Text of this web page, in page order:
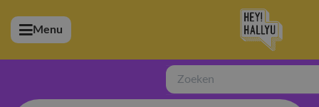
(Artiesten)
Menu
Zoeken